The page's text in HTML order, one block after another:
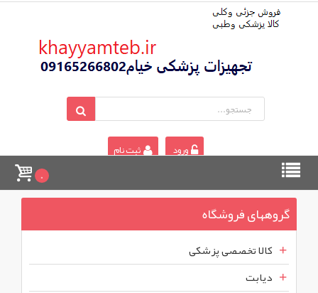
ورود ثبت نام
0
گروههای فروشگاه
کالا تخصصی پزشکی
دیابت